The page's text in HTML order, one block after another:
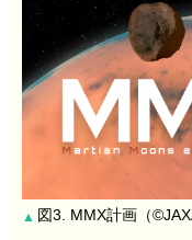
▲ 図3. MMX計画（